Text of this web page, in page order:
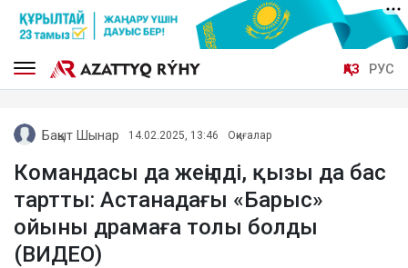
ҚАЗ РУС
Бақыт Шынар 14.02.2025, 13:46 Оқиғалар
Командасы да жеңілді, қызы да бас
тартты: Астанадағы «Барыс»
ойыны драмаға толы болды
(ВИДЕО)